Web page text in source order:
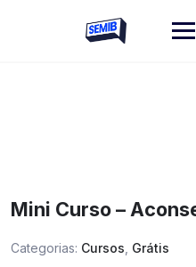
Mini Curso –
Categorias: Cursos Grátis